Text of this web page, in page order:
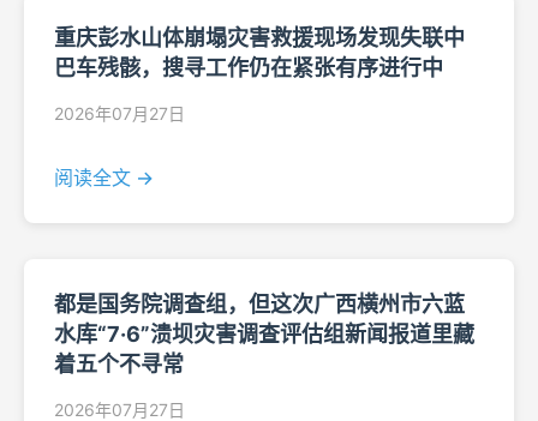
重庆彭水山体崩塌灾害救援现场发现失联中
巴车残骸，搜寻工作仍在紧张有序进行中
2026年07月27日
阅读全文 →
都是国务院调查组，但这次广西横州市六蓝
水库“7·6”溃坝灾害调查评估组新闻报道里藏
着五个不寻常
2026年07月27日